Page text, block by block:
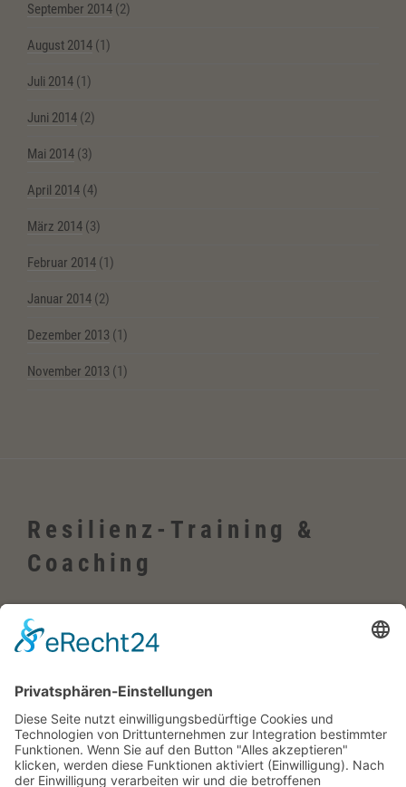
September 2014 (2)
August 2014 (1)
Juli 2014 (1)
Juni 2014 (2)
Mai 2014 (3)
April 2014 (4)
März 2014 (3)
Februar 2014 (1)
Januar 2014 (2)
Dezember 2013 (1)
November 2013 (1)
Resilienz-Training &
Coaching
Wehrheim, Usingen, Neu-Anspach, Schmitten, Bad Homburg,
Friedrichsdorf, Oberursel, im Taunus, Frankfurt, Rhein-Main-Gebiet,
Englisch-Training